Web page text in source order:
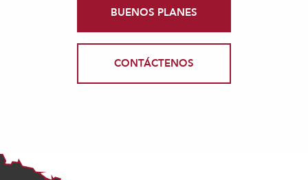
BUENOS PLANES
CONTÁCTENOS